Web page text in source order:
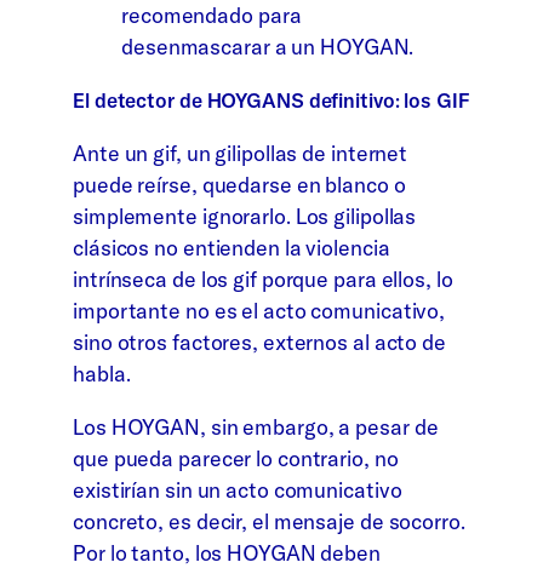
recomendado para
desenmascarar a un HOYGAN.
El detector de HOYGANS definitivo: los GIF
Ante un gif, un gilipollas de internet
puede reírse, quedarse en blanco o
simplemente ignorarlo. Los gilipollas
clásicos no entienden la violencia
intrínseca de los gif porque para ellos, lo
importante no es el acto comunicativo,
sino otros factores, externos al acto de
habla.
Los HOYGAN, sin embargo, a pesar de
que pueda parecer lo contrario, no
existirían sin un acto comunicativo
concreto, es decir, el mensaje de socorro.
Por lo tanto, los HOYGAN deben